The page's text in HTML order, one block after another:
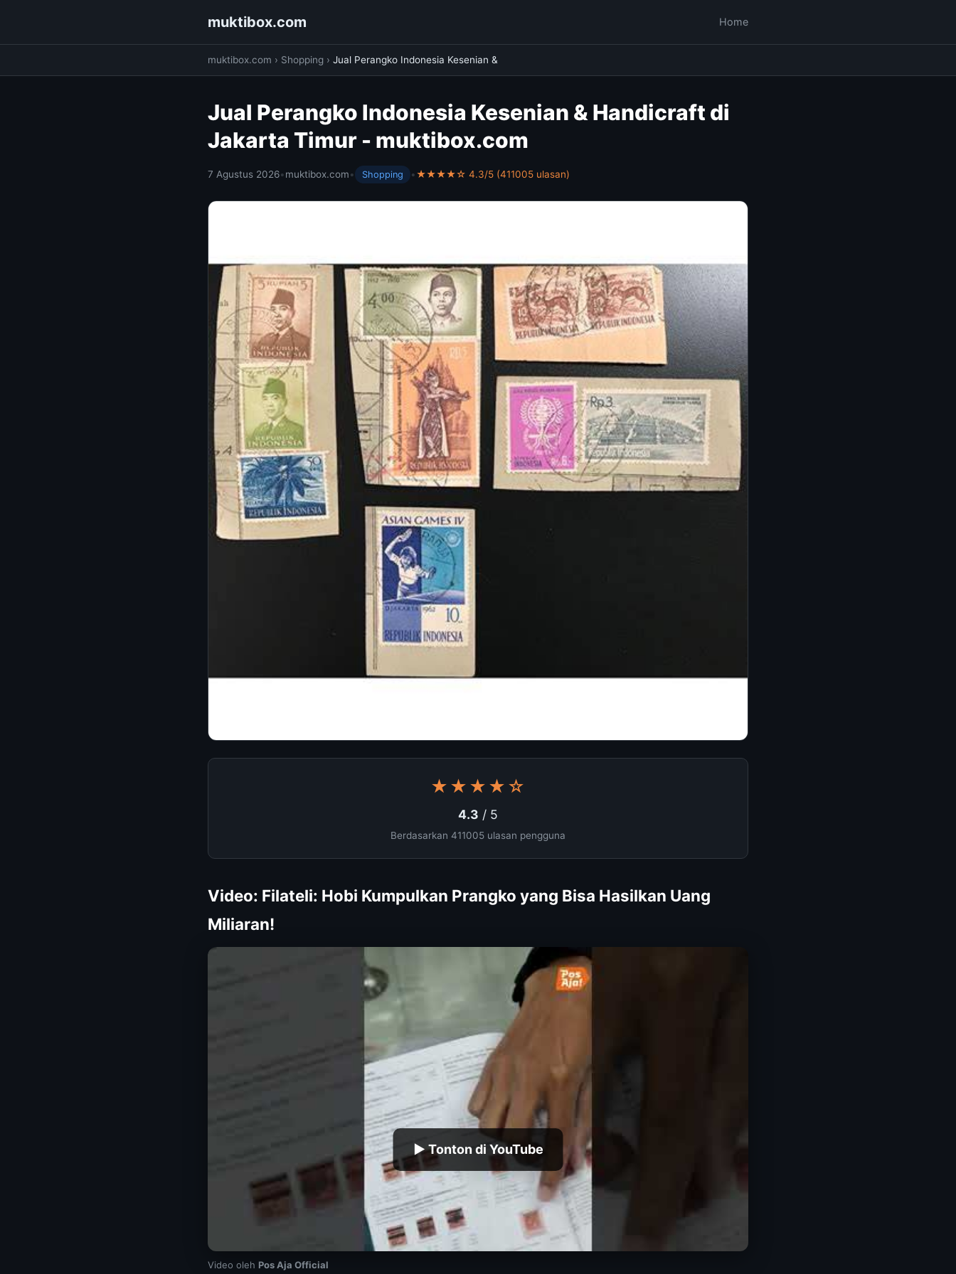
muktibox.com Home
muktibox.com › Shopping › Jual Perangko Indonesia Kesenian &
Jual Perangko Indonesia Kesenian & Handicraft di
Jakarta Timur - muktibox.com
7 Agustus 2026•muktibox.com• Shopping •★★★★☆ 4.3/5 (411005 ulasan)
★★★★☆
4.3 / 5
Berdasarkan 411005 ulasan pengguna
Video: Filateli: Hobi Kumpulkan Prangko yang Bisa Hasilkan Uang
Miliaran!
▶ Tonton di YouTube
Video oleh Pos Aja Official